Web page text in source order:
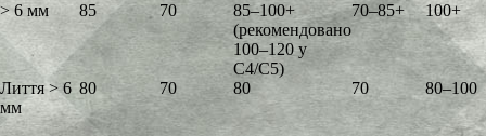
> 6 мм 85 70
85–100+
(рекомендовано
100–120 у
C4/C5)
70–85+ 100+
Лиття > 6
мм
80 70 80 70 80–100